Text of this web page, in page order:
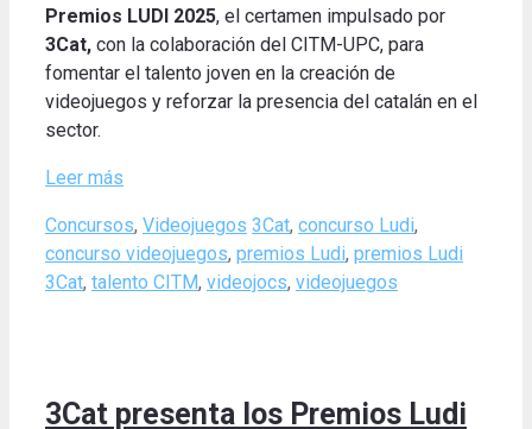
Premios LUDI 2025, el certamen impulsado por
3Cat, con la colaboración del CITM-UPC, para
fomentar el talento joven en la creación de
videojuegos y reforzar la presencia del catalán en el
sector.
Leer más
Categories
Concursos, Videojuegos Tags
3Cat, concurso Ludi,
concurso videojuegos, premios Ludi, premios Ludi
3Cat, talento CITM, videojocs, videojuegos
3Cat presenta los Premios Ludi